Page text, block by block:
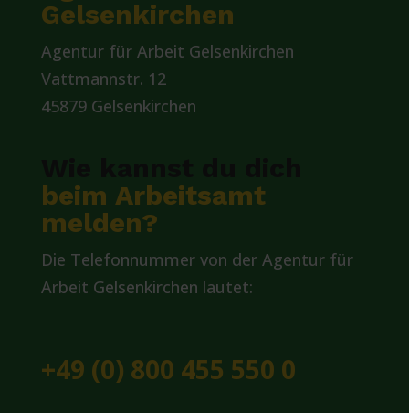
Gelsenkirchen
Agentur für Arbeit Gelsenkirchen
Vattmannstr. 12
45879 Gelsenkirchen
beim Arbeitsamt
melden?
Die Telefonnummer von der Agentur für
Arbeit Gelsenkirchen lautet:
+49 (0) 800 455 550 0